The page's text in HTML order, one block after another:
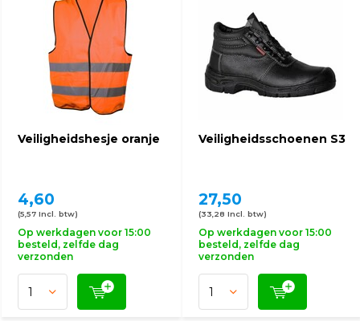
Veiligheidshesje oranje
4,60
(5,57 Incl. btw)
Op werkdagen voor 15:00
besteld, zelfde dag
verzonden
Veiligheidsschoenen S3
27,50
(33,28 Incl. btw)
Op werkdagen voor 15:00
besteld, zelfde dag
verzonden